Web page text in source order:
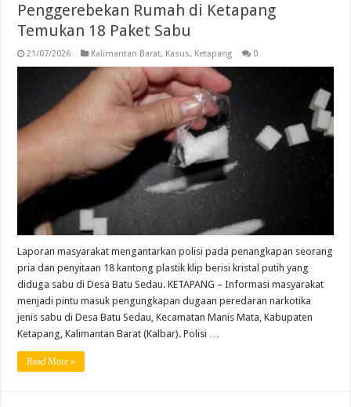
Penggerebekan Rumah di Ketapang
Temukan 18 Paket Sabu
21/07/2026 Kalimantan Barat, Kasus, Ketapang 0
Laporan masyarakat mengantarkan polisi pada penangkapan seorang
pria dan penyitaan 18 kantong plastik klip berisi kristal putih yang
diduga sabu di Desa Batu Sedau. KETAPANG – Informasi masyarakat
menjadi pintu masuk pengungkapan dugaan peredaran narkotika
jenis sabu di Desa Batu Sedau, Kecamatan Manis Mata, Kabupaten
Ketapang, Kalimantan Barat (Kalbar). Polisi …
Read More »